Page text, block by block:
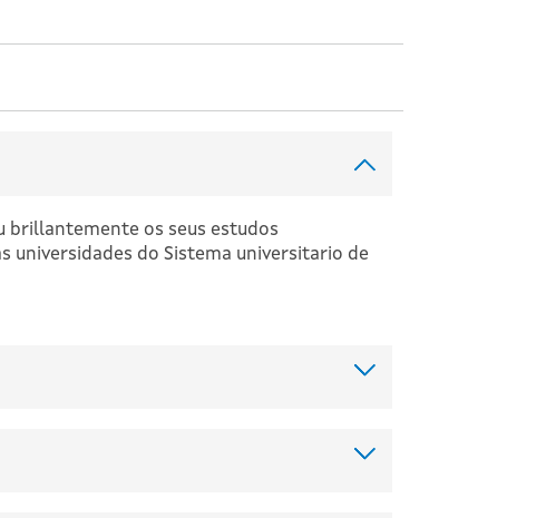
brillantemente os seus estudos
universidades do Sistema universitario de